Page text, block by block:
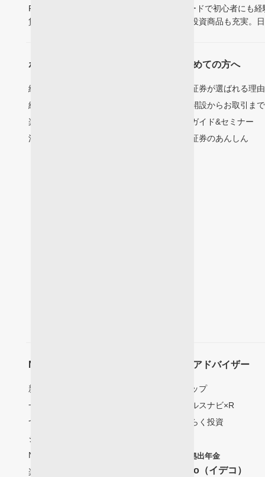
FXや投資信託など、豊富なオンライントレードで初心者にも
貨建てMMFやFX、海外ETFなどグローバル投資商品も充実。
ホーム
総合口座ログイン
総合口座の開設
楽天FX口座の開設
法人口座の開設
はじめての方へ
楽天証券が選ばれる理由
口座開設からお取引ま
投資ガイド&セミナー
楽天証券のあんしん
NISA･つみたてNISA
新NISA
一般NISA
つみたてNISA
ジュニアNISA
NISAをはじめるには
楽天証券NISAの魅力
ロボアドバイザー
楽ラップ
ウェルスナビ×R
らくらく投資
確定拠出年金
iDeCo（イデコ）